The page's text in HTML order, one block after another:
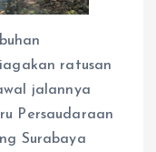
ratusan
jalannya
Persaudaraan
Surabaya